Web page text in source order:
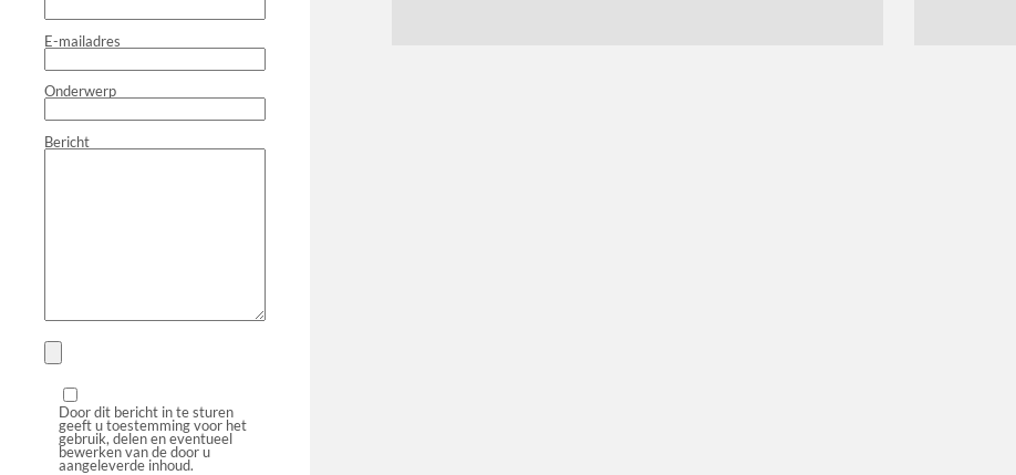
E-mailadres
Onderwerp
Bericht
Door dit bericht in te sturen
geeft u toestemming voor het
gebruik, delen en eventueel
bewerken van de door u
aangeleverde inhoud.